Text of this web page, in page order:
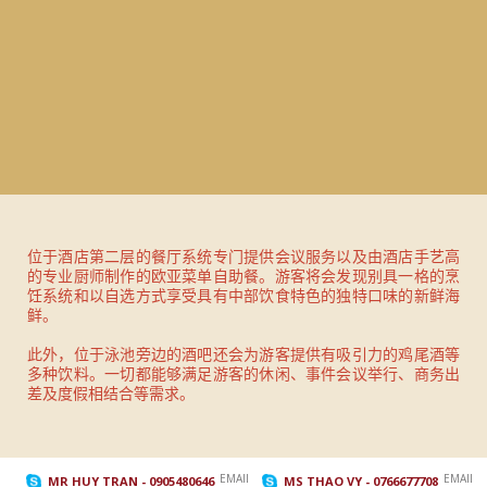
位于酒店第二层的餐厅系统专门提供会议服务以及由酒店手艺高
的专业厨师制作的欧亚菜单自助餐。游客将会发现别具一格的烹
饪系统和以自选方式享受具有中部饮食特色的独特口味的新鲜海
鲜。
此外，位于泳池旁边的酒吧还会为游客提供有吸引力的鸡尾酒等
多种饮料。一切都能够满足游客的休闲、事件会议举行、商务出
差及度假相结合等需求。
MR HUY TRAN - 0905480646 EMAIL_TO MS THAO VY - 0766677708